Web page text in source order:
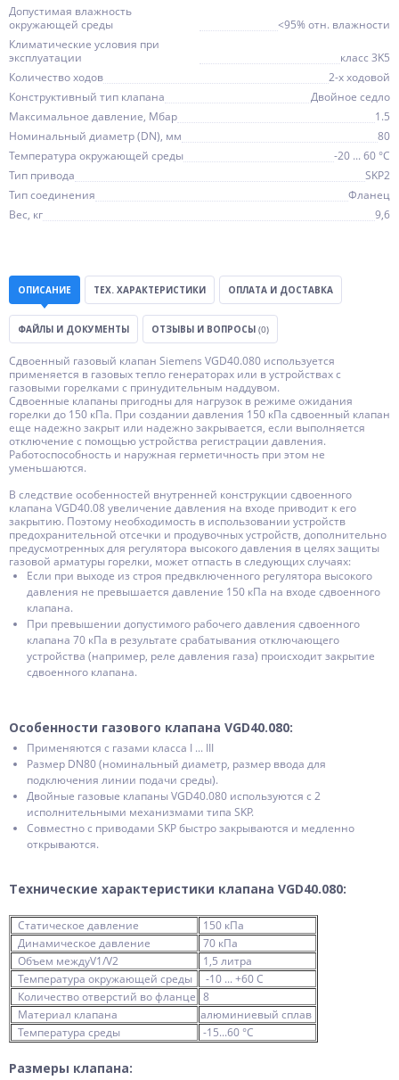
Допустимая влажность
окружающей среды
<95% отн. влажности
Климатические условия при
эксплуатации
класс 3K5
Количество ходов
2-х ходовой
Конструктивный тип клапана
Двойное седло
Максимальное давление, Мбар
1.5
Номинальный диаметр (DN), мм
80
Температура окружающей среды
-20 ... 60 °C
Тип привода
SKP2
Тип соединения
Фланец
Вес, кг
9,6
ОПИСАНИЕ ТЕХ. ХАРАКТЕРИСТИКИ ОПЛАТА И ДОСТАВКА
ФАЙЛЫ И ДОКУМЕНТЫ ОТЗЫВЫ И ВОПРОСЫ (0)
Сдвоенный газовый клапан Siemens VGD40.080 используется
применяется в газовых тепло генераторах или в устройствах с
газовыми горелками с принудительным наддувом.
Сдвоенные клапаны пригодны для нагрузок в режиме ожидания
горелки до 150 кПа. При создании давления 150 кПа сдвоенный клапан
еще надежно закрыт или надежно закрывается, если выполняется
отключение с помощью устройства регистрации давления.
Работоспособность и наружная герметичность при этом не
уменьшаются.
В следствие особенностей внутренней конструкции сдвоенного
клапана VGD40.08 увеличение давления на входе приводит к его
закрытию. Поэтому необходимость в использовании устройств
предохранительной отсечки и продувочных устройств, дополнительно
предусмотренных для регулятора высокого давления в целях защиты
газовой арматуры горелки, может отпасть в следующих случаях:
Если при выходе из строя предвключенного регулятора высокого
давления не превышается давление 150 кПа на входе сдвоенного
клапана.
При превышении допустимого рабочего давления сдвоенного
клапана 70 кПа в результате срабатывания отключающего
устройства (например, реле давления газа) происходит закрытие
сдвоенного клапана.
Особенности газового клапана VGD40.080:
Применяются с газами класса I ... III
Размер DN80 (номинальный диаметр, размер ввода для
подключения линии подачи среды).
Двойные газовые клапаны VGD40.080 используются с 2
исполнительными механизмами типа SKP.
Совместно с приводами SKP быстро закрываются и медленно
открываются.
Технические характеристики клапана VGD40.080:
Статическое давление
150 кПа
Динамическое давление
70 кПа
Объем междуV1/V2
1,5 литра
Температура окружающей среды
-10 ... +60 C
Количество отверстий во фланце 8
Материал клапана
алюминиевый сплав
Температура среды
-15...60 °C
Размеры клапана: